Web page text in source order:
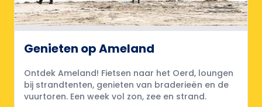
Genieten op Ameland
Ontdek Ameland! Fietsen naar het Oerd, loungen
bij strandtenten, genieten van braderieën en de
vuurtoren. Een week vol zon, zee en strand.